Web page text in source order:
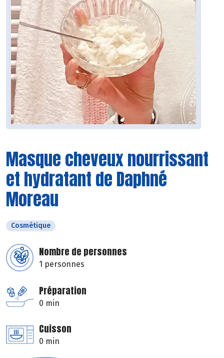
Masque cheveux nourrissant
et hydratant de Daphné
Moreau
Cosmétique
Nombre de personnes
1 personnes
Préparation
0 min
Cuisson
0 min